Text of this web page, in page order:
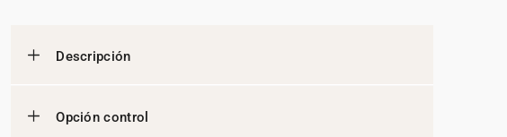
Descripción
Opción control